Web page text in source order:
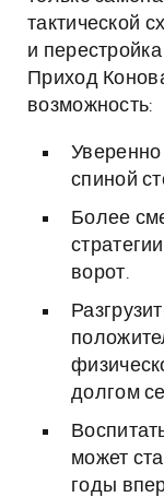
тактической
и
Приход
возможность:
Уверенно
спиной
Более
ворот.
долгом
может
годы